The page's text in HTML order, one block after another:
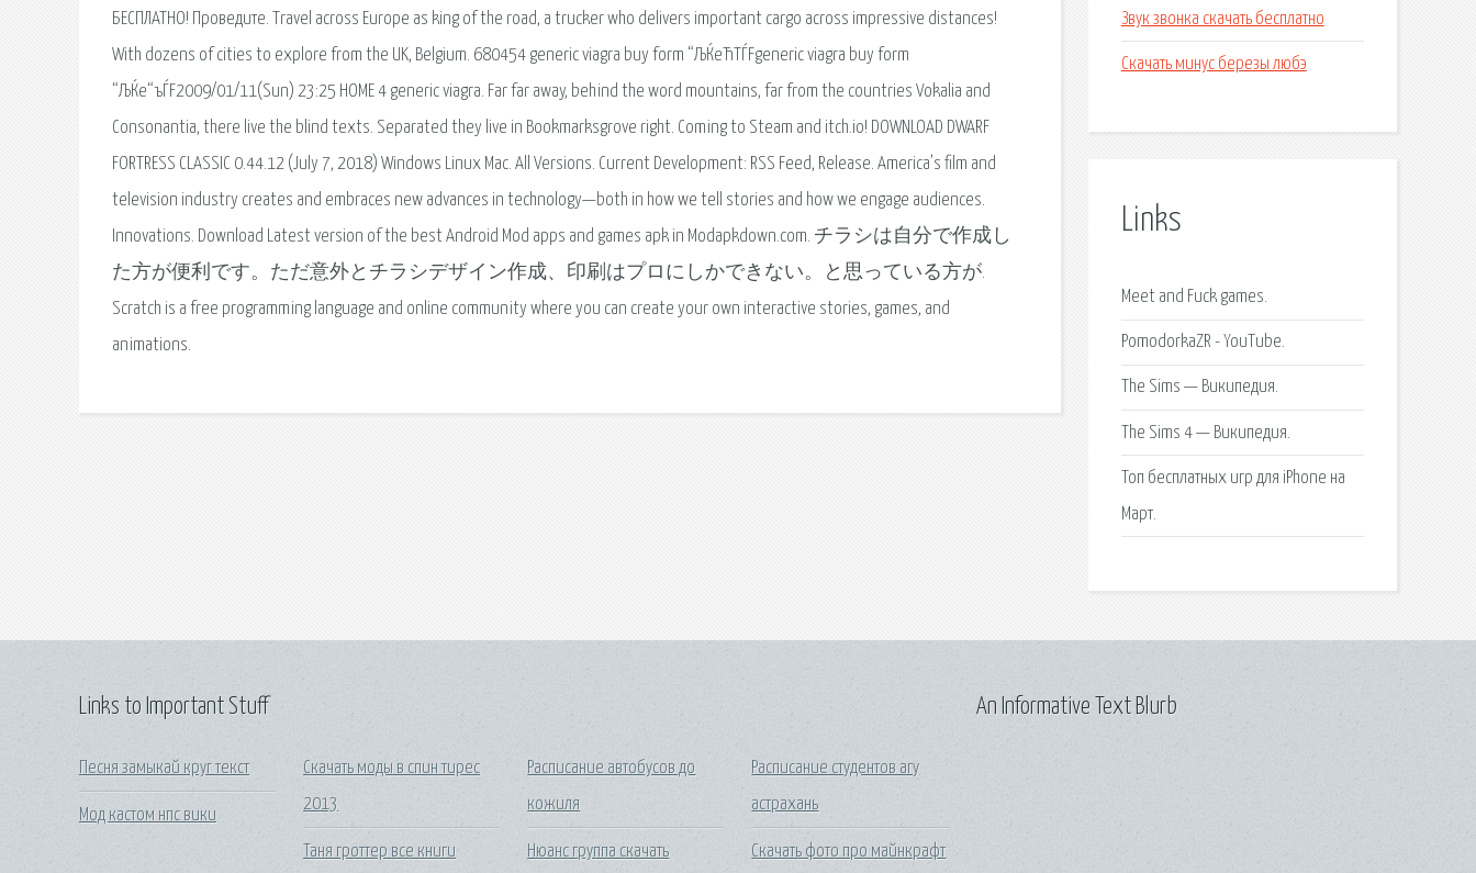
БЕСПЛАТНО! Проведите. Travel across Europe as king of the road, a trucker who delivers important cargo across impressive distances!
With dozens of cities to explore from the UK, Belgium. 680454 generic viagra buy form “ЉЌeЋТЃFgeneric viagra buy form
“ЉЌe“ъЃF2009/01/11(Sun) 23:25 HOME 4 generic viagra. Far far away, behind the word mountains, far from the countries Vokalia and
Consonantia, there live the blind texts. Separated they live in Bookmarksgrove right. Coming to Steam and itch.io! DOWNLOAD DWARF
FORTRESS CLASSIC 0.44.12 (July 7, 2018) Windows Linux Mac. All Versions. Current Development: RSS Feed, Release. America’s film and
television industry creates and embraces new advances in technology—both in how we tell stories and how we engage audiences.
Innovations. Download Latest version of the best Android Mod apps and games apk in Modapkdown.com. チラシは自分で作成し
た方が便利です。ただ意外とチラシデザイン作成、印刷はプロにしかできない。と思っている方が.
Scratch is a free programming language and online community where you can create your own interactive stories, games, and
animations.
Звук звонка скачать бесплатно
Скачать минус березы любэ
Links
Meet and Fuck games.
PomodorkaZR - YouTube.
The Sims — Википедия.
The Sims 4 — Википедия.
Топ бесплатных игр для iPhone на
Март.
Links to Important Stuff
Песня замыкай круг текст
Мод кастом нпс вики
Скачать моды в спин тирес
2013
Таня гроттер все книги
Расписание автобусов до
кожиля
Нюанс группа скачать
Расписание студентов агу
астрахань
Скачать фото про майнкрафт
An Informative Text Blurb